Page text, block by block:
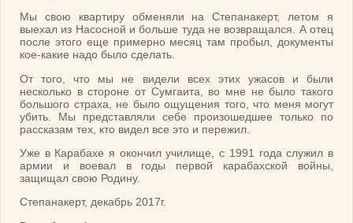
Мы свою квартиру обменяли на Степанакерт, летом я
выехал из Насосной и больше туда не возвращался. А отец
после этого еще примерно месяц там пробыл, документы
кое-какие надо было сделать.
От того, что мы не видели всех этих ужасов и были
несколько в стороне от Сумгаита, во мне не было такого
большого страха, не было ощущения того, что меня могут
убить. Мы представляли себе произошедшее только по
рассказам тех, кто видел все это и пережил.
Уже в Карабахе я окончил училище, с 1991 года служил в
армии и воевал в годы первой карабахской войны,
защищал свою Родину.
Степанакерт, декабрь 2017г.